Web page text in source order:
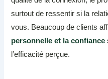
surtout de ressentir si la
vous. Beaucoup de clients
personnelle et la confiance
l’efficacité perçue.